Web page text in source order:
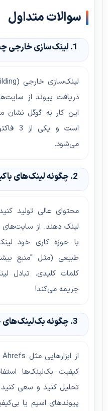
سوالات متداول
1. لینک‌سازی خارجی چیست و چرا مهم است؟
دریافت پیوند از
این کار به گوگل
است
می‌شود.
2. چگونه لینک‌های باکیفیت دریافت کنیم؟
محتوای عالی تولید
با حوزه کاری خود
طبیعی (مثل "منبع
کلمات کلیدی. تبادل
جریمه می‌کند!
3. چگونه بک‌لینک‌های خود را تحلیل و بهبود دهیم؟
کیفیت بک‌لینک‌ها
تحلیل کنید و سعی کنید